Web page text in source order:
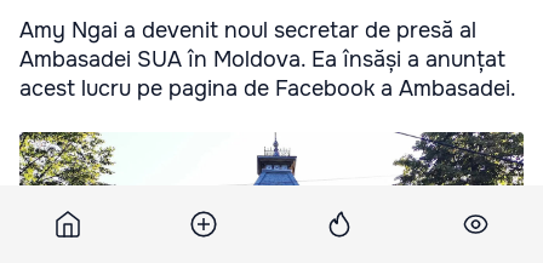
Amy Ngai a devenit noul secretar de presă al
Ambasadei SUA în Moldova. Ea însăși a anunțat
acest lucru pe pagina de Facebook a Ambasadei.